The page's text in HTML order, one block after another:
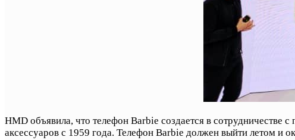
HMD объявила, что телефон Barbie создается в
аксессуаров с 1959 года. Телефон Barbie должен выйти летом и